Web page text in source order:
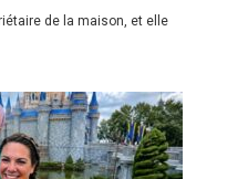
de la maison, et elle